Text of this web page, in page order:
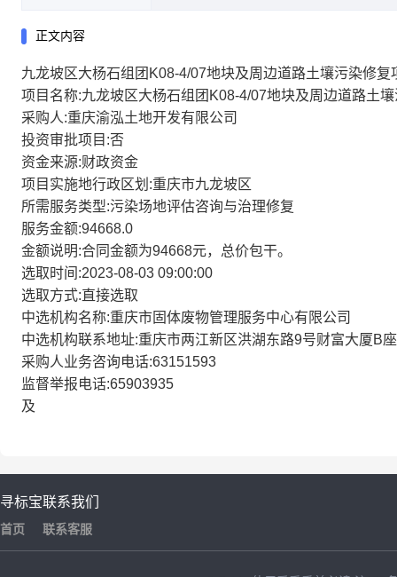
正文内容
九龙坡区大杨石组团K08-4/07地块及周边道路土壤污染修复
项目名称:九龙坡区大杨石组团K08-4/07地块及周边道路土
采购人:重庆渝泓土地开发有限公司
投资审批项目:否
资金来源:财政资金
项目实施地行政区划:重庆市九龙坡区
所需服务类型:污染场地评估咨询与治理修复
服务金额:94668.0
金额说明:合同金额为94668元，总价包干。
选取时间:2023-08-03 09:00:00
选取方式:直接选取
中选机构名称:重庆市固体废物管理服务中心有限公司
中选机构联系地址:重庆市两江新区洪湖东路9号财富大厦B
采购人业务咨询电话:63151593
监督举报电话:65903935
及
寻标宝
首页
联系我们
联系客服